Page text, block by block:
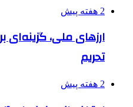
2 هفته پیش
ارزهای ملی، گزینه‌ای
تحریم
2 هفته پیش